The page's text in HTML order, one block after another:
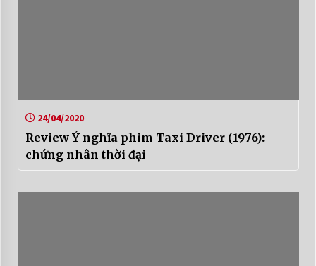
24/04/2020
Review Ý nghĩa phim Taxi Driver (1976):
chứng nhân thời đại